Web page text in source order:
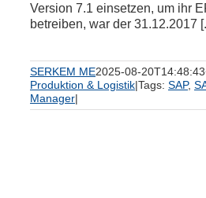
Version 7.1 einsetzen, um ihr
betreiben, war der 31.12.2017
SERKEM ME2025-08-
Produktion & Logistik|Tags: SAP,
Manager|